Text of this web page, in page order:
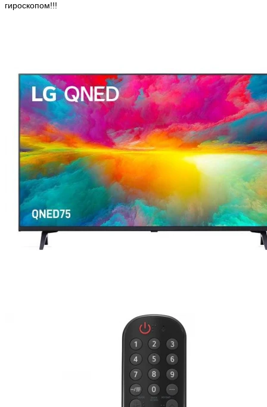
гироскопом!!!